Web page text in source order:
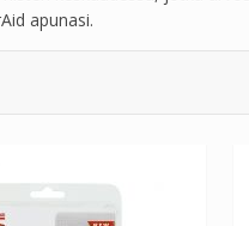
apunasi.